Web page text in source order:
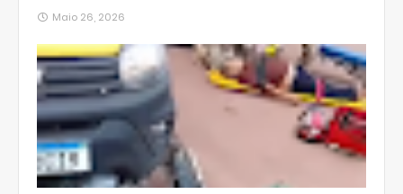
Maio 26, 2026